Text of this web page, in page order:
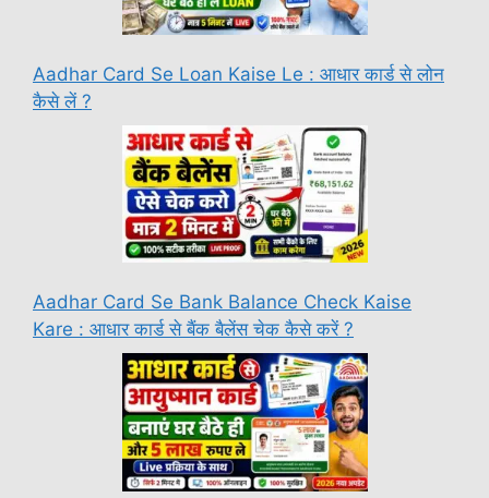
Aadhar Card Se Loan Kaise Le : आधार कार्ड से लोन
कैसे लें ?
Aadhar Card Se Bank Balance Check Kaise
Kare : आधार कार्ड से बैंक बैलेंस चेक कैसे करें ?